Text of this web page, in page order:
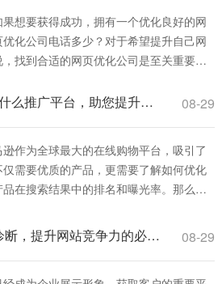
想要获得成功，拥有一个优化良好的网
化公司电话多少？对于希望提升自己网
找到合适的网页优化公司是至关重要
深入解析亚马逊SEO是什么推广平台，助您提升产品曝光率 08-29
作为全球最大的在线购物平台，吸引了
需要优质的产品，更需要了解如何优化
在搜索结果中的排名和曝光率。那么，
）即搜索引擎优化，是一种通过
探究网站为什么要seo诊断，提升网站竞争力的必由之路 08-29